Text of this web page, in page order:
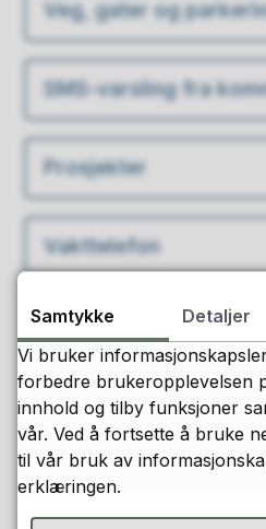
Veg, gater og
SMS-varsling fra
Prosjekter
Vakttelefon
Meld feil på veg, vann
Fant du det
Ja
Samtykke Detaljer
Vi bruker
forbedre brukeropplevelsen
innhold og tilby funksjoner
vår. Ved å fortsette å bruke
til vår bruk av
erklæringen.